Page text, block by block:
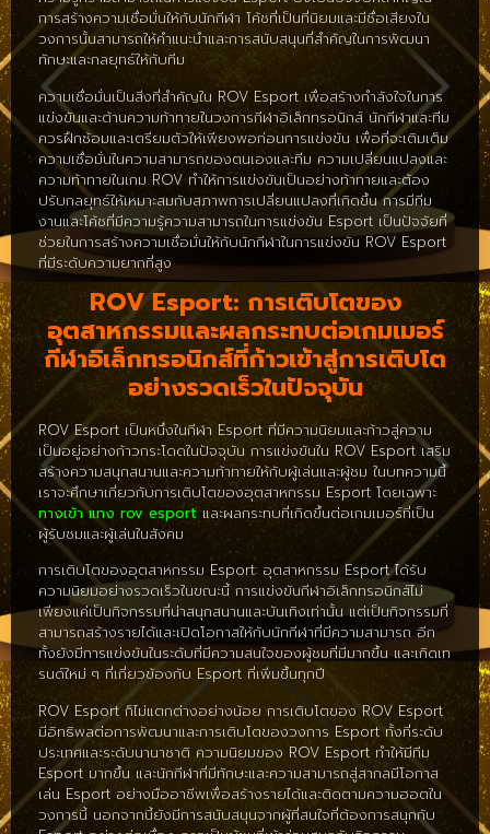
การสร้างความเชื่อมั่นให้กับนักกีฬา โค้ชที่เป็นที่นิยมและมีชื่อเสียงใน
วงการนั้นสามารถให้คำแนะนำและการสนับสนุนที่สำคัญในการพัฒนา
ทักษะและกลยุทธ์ให้กับทีม
ความเชื่อมั่นเป็นสิ่งที่สำคัญใน ROV Esport เพื่อสร้างกำลังใจในการ
แข่งขันและต้านความท้าทายในวงการกีฬาอิเล็กทรอนิกส์ นักกีฬาและทีม
ควรฝึกซ้อมและเตรียมตัวให้เพียงพอก่อนการแข่งขัน เพื่อที่จะเติมเต็ม
ความเชื่อมั่นในความสามารถของตนเองและทีม ความเปลี่ยนแปลงและ
ความท้าทายในเกม ROV ทำให้การแข่งขันเป็นอย่างท้าทายและต้อง
ปรับกลยุทธ์ให้เหมาะสมกับสภาพการเปลี่ยนแปลงที่เกิดขึ้น การมีทีม
งานและโค้ชที่มีความรู้ความสามารถในการแข่งขัน Esport เป็นปัจจัยที่
ช่วยในการสร้างความเชื่อมั่นให้กับนักกีฬาในการแข่งขัน ROV Esport
ที่มีระดับความยากที่สูง
ROV Esport: การเติบโตของ
อุตสาหกรรมและผลกระทบต่อเกมเมอร์
กีฬาอิเล็กทรอนิกส์ที่ก้าวเข้าสู่การเติบโต
อย่างรวดเร็วในปัจจุบัน
ROV Esport เป็นหนึ่งในกีฬา Esport ที่มีความนิยมและก้าวสู่ความ
เป็นอยู่อย่างก้าวกระโดดในปัจจุบัน การแข่งขันใน ROV Esport เสริม
สร้างความสนุกสนานและความท้าทายให้กับผู้เล่นและผู้ชม ในบทความนี้
เราจะศึกษาเกี่ยวกับการเติบโตของอุตสาหกรรม Esport โดยเฉพาะ
ทางเข้า แทง rov esportและผลกระทบที่เกิดขึ้นต่อเกมเมอร์ที่เป็น
ผู้รับชมและผู้เล่นในสังคม
การเติบโตของอุตสาหกรรม Esport: อุตสาหกรรม Esport ได้รับ
ความนิยมอย่างรวดเร็วในขณะนี้ การแข่งขันกีฬาอิเล็กทรอนิกส์ไม่
เพียงแค่เป็นกิจกรรมที่น่าสนุกสนานและบันเทิงเท่านั้น แต่เป็นกิจกรรมที่
สามารถสร้างรายได้และเปิดโอกาสให้กับนักกีฬาที่มีความสามารถ อีก
ทั้งยังมีการแข่งขันในระดับที่มีความสนใจของผู้ชมที่มีมากขึ้น และเกิดเท
รนด์ใหม่ ๆ ที่เกี่ยวข้องกับ Esport ที่เพิ่มขึ้นทุกปี
ROV Esport ก็ไม่แตกต่างอย่างน้อย การเติบโตของ ROV Esport
มีอิทธิพลต่อการพัฒนาและการเติบโตของวงการ Esport ทั้งที่ระดับ
ประเทศและระดับนานาชาติ ความนิยมของ ROV Esport ทำให้มีทีม
Esport มากขึ้น และนักกีฬาที่มีทักษะและความสามารถสู่สากลมีโอกาส
เล่น Esport อย่างมืออาชีพเพื่อสร้างรายได้และติดตามความฮอตใน
วงการนี้ นอกจากนี้ยังมีการสนับสนุนจากผู้ที่สนใจที่ต้องการสนุกกับ